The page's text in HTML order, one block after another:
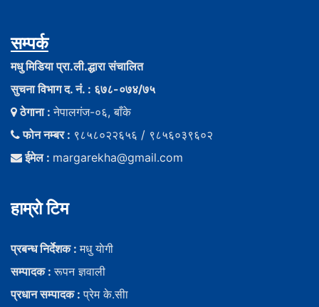
सम्पर्क
मधु मिडिया प्रा.ली.द्धारा संचालित
सुचना विभाग द. नं. : ६७८-०७४/७५
ठेगाना :नेपालगंज-०६, बाँके
फोन नम्बर : ९८५८०२२६५६ / ९८५६०३९६०२
ईमेल : margarekha@gmail.com
हाम्राे टिम
प्रबन्ध निर्देशक :मधु याेगी
सम्पादक :रूपन ज्ञवाली
प्रधान सम्पादक :प्रेम के.सीा